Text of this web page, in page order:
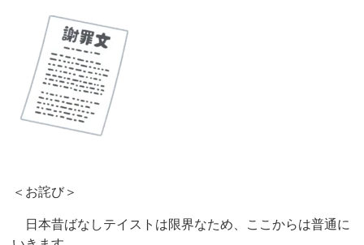
＜お詫び＞
日本昔ばなしテイストは限界なため、ここからは普通に